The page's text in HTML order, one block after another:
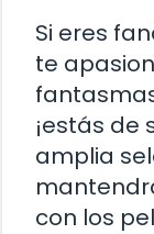
Si eres
te
¡estás de
amplia
con los